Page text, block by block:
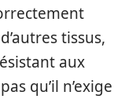
tissus,
aux
qu’il n’exige